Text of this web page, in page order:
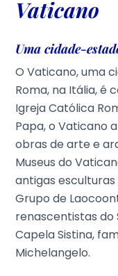
Vaticano
Uma cidade-
O Vaticano, uma
Roma, na Itália, é
Igreja Católica
Papa, o Vaticano
obras de arte e
Museus do
antigas
Grupo de
renascentistas do
Capela Sistina,
Michelangelo.